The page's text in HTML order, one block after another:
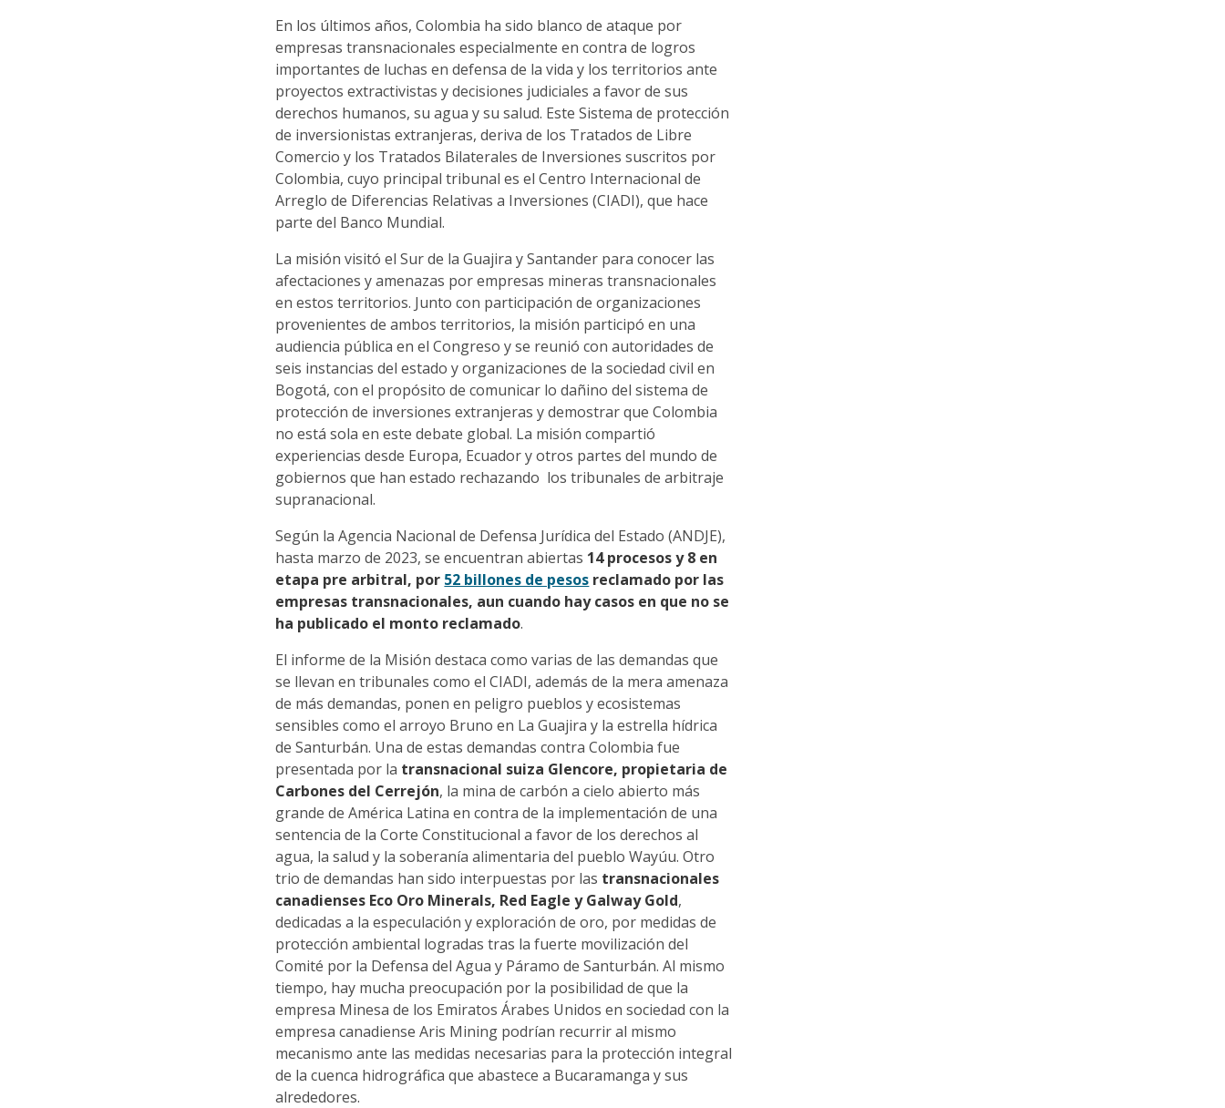
En los últimos años, Colombia ha sido blanco de ataque por
empresas transnacionales especialmente en contra de logros
importantes de luchas en defensa de la vida y los territorios ante
proyectos extractivistas y decisiones judiciales a favor de sus
derechos humanos, su agua y su salud. Este Sistema de protección
de inversionistas extranjeras, deriva de los Tratados de Libre
Comercio y los Tratados Bilaterales de Inversiones suscritos por
Colombia, cuyo principal tribunal es el Centro Internacional de
Arreglo de Diferencias Relativas a Inversiones (CIADI), que hace
parte del Banco Mundial.
La misión visitó el Sur de la Guajira y Santander para conocer las
afectaciones y amenazas por empresas mineras transnacionales
en estos territorios. Junto con participación de organizaciones
provenientes de ambos territorios, la misión participó en una
audiencia pública en el Congreso y se reunió con autoridades de
seis instancias del estado y organizaciones de la sociedad civil en
Bogotá, con el propósito de comunicar lo dañino del sistema de
protección de inversiones extranjeras y demostrar que Colombia
no está sola en este debate global. La misión compartió
experiencias desde Europa, Ecuador y otros partes del mundo de
gobiernos que han estado rechazando los tribunales de arbitraje
supranacional.
Según la Agencia Nacional de Defensa Jurídica del Estado (ANDJE),
hasta marzo de 2023, se encuentran abiertas 14 procesos y 8 en
etapa pre arbitral, por 52 billones de pesos reclamado por las
empresas transnacionales, aun cuando hay casos en que no se
ha publicado el monto reclamado.
El informe de la Misión destaca como varias de las demandas que
se llevan en tribunales como el CIADI, además de la mera amenaza
de más demandas, ponen en peligro pueblos y ecosistemas
sensibles como el arroyo Bruno en La Guajira y la estrella hídrica
de Santurbán. Una de estas demandas contra Colombia fue
presentada por la transnacional suiza Glencore, propietaria de
Carbones del Cerrejón, la mina de carbón a cielo abierto más
grande de América Latina en contra de la implementación de una
sentencia de la Corte Constitucional a favor de los derechos al
agua, la salud y la soberanía alimentaria del pueblo Wayúu. Otro
trio de demandas han sido interpuestas por las transnacionales
canadienses Eco Oro Minerals, Red Eagle y Galway Gold,
dedicadas a la especulación y exploración de oro, por medidas de
protección ambiental logradas tras la fuerte movilización del
Comité por la Defensa del Agua y Páramo de Santurbán. Al mismo
tiempo, hay mucha preocupación por la posibilidad de que la
empresa Minesa de los Emiratos Árabes Unidos en sociedad con la
empresa canadiense Aris Mining podrían recurrir al mismo
mecanismo ante las medidas necesarias para la protección integral
de la cuenca hidrográfica que abastece a Bucaramanga y sus
alrededores.